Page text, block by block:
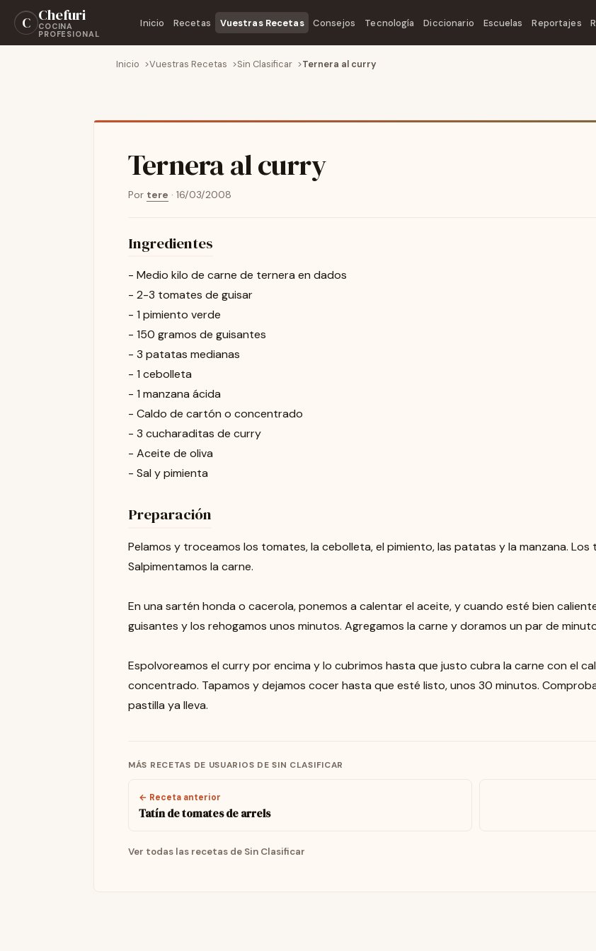
C Chefuri
COCINA
PROFESIONAL
Inicio Recetas Vuestras Recetas Consejos Tecnología Diccionario Escuelas Reportajes
Inicio Vuestras Recetas Sin Clasificar Ternera al curry
Ternera al curry
Por tere · 16/03/2008
Ingredientes
- Medio kilo de carne de ternera en dados
- 2-3 tomates de guisar
- 1 pimiento verde
- 150 gramos de guisantes
- 3 patatas medianas
- 1 cebolleta
- 1 manzana ácida
- Caldo de cartón o concentrado
- 3 cucharaditas de curry
- Aceite de oliva
- Sal y pimienta
Preparación
Pelamos y troceamos los tomates, la cebolleta, el pimiento, las patatas y la manzana.
Salpimentamos la carne.
En una sartén honda o cacerola, ponemos a calentar el aceite, y cuando esté bien
guisantes y los rehogamos unos minutos. Agregamos la carne y doramos un par de
Espolvoreamos el curry por encima y lo cubrimos hasta que justo cubra la carne con el
concentrado. Tapamos y dejamos cocer hasta que esté listo, unos 30 minutos.
pastilla ya lleva.
MÁS RECETAS DE USUARIOS DE SIN CLASIFICAR
← Receta anterior
Tatín de tomates de arrels
Ver todas las recetas de Sin Clasificar